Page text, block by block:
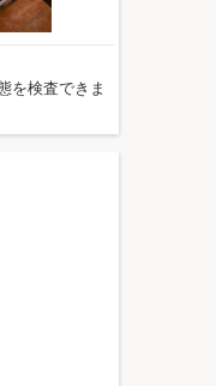
を検査できま